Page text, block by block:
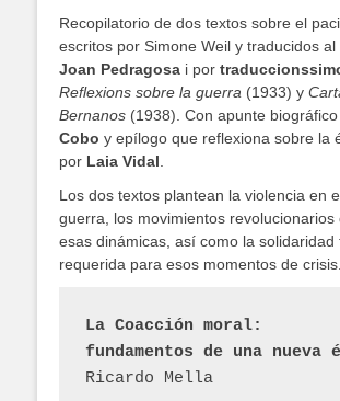
Recopilatorio de dos textos sobre el
escritos por Simone Weil y traducidos
Joan Pedragosa i por
Reflexions sobre la guerra (1933) y
Bernanos (1938). Con apunte biográfico
Cobo y epílogo que reflexiona sobre la
por Laia Vidal
Los dos textos plantean la violencia en
guerra, los movimientos revolucionarios
esas dinámicas, así como la solidaridad
requerida para esos momentos de crisis.
La Coacción moral:
fundamentos de una
Ricardo Mella